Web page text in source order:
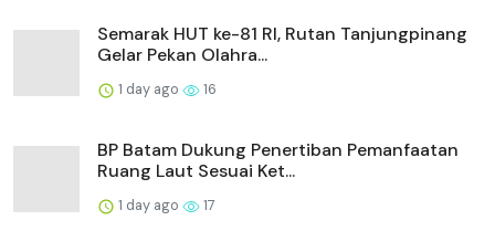
Semarak HUT ke-81 RI, Rutan Tanjungpinang
Gelar Pekan Olahra...
1 day ago 16
BP Batam Dukung Penertiban Pemanfaatan
Ruang Laut Sesuai Ket...
1 day ago 17